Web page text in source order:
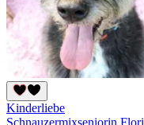
Kinderliebe